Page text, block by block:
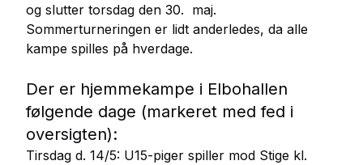
og slutter torsdag den 30. maj.
Sommerturneringen er lidt anderledes, da alle
kampe spilles på hverdage.
Der er hjemmekampe i Elbohallen
følgende dage (markeret med fed i
oversigten):
Tirsdag d. 14/5: U15-piger spiller mod Stige kl.